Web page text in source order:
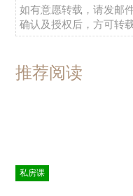
如有意愿转载，请发邮
确认及授权后，方可转载
推荐阅读
私房课